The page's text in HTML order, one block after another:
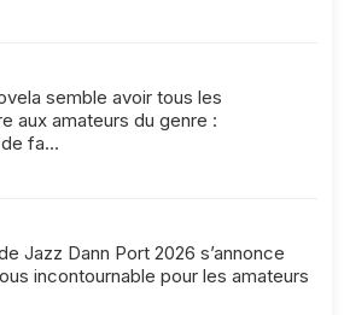
semble avoir tous les
aux amateurs du genre :
fa...
Jazz Dann Port 2026 s’annonce
incontournable pour les amateurs